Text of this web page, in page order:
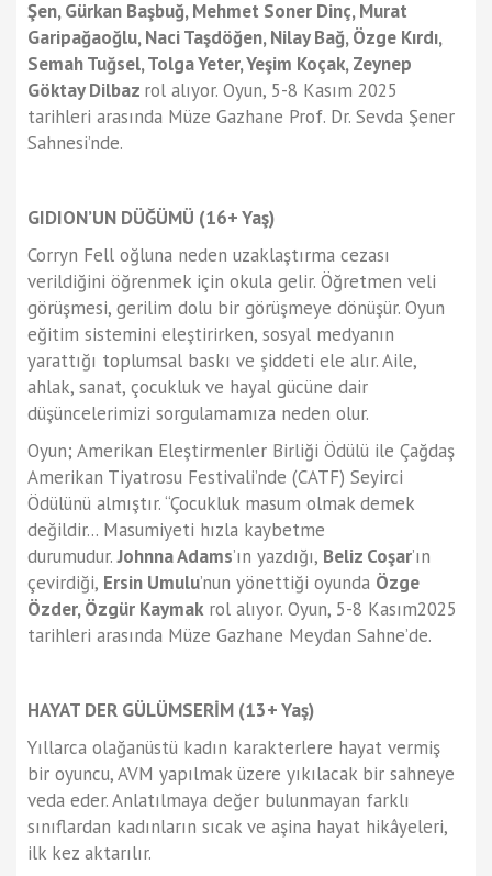
Şen, Gürkan Başbuğ, Mehmet Soner Dinç, Murat
Garipağaoğlu, Naci Taşdöğen, Nilay Bağ, Özge Kırdı,
Semah Tuğsel, Tolga Yeter, Yeşim Koçak, Zeynep
Göktay Dilbaz rol alıyor. Oyun, 5-8 Kasım 2025
tarihleri arasında Müze Gazhane Prof. Dr. Sevda Şener
Sahnesi’nde.
GIDION’UN DÜĞÜMÜ (16+ Yaş)
Corryn Fell oğluna neden uzaklaştırma cezası
verildiğini öğrenmek için okula gelir. Öğretmen veli
görüşmesi, gerilim dolu bir görüşmeye dönüşür. Oyun
eğitim sistemini eleştirirken, sosyal medyanın
yarattığı toplumsal baskı ve şiddeti ele alır. Aile,
ahlak, sanat, çocukluk ve hayal gücüne dair
düşüncelerimizi sorgulamamıza neden olur.
Oyun; Amerikan Eleştirmenler Birliği Ödülü ile Çağdaş
Amerikan Tiyatrosu Festivali’nde (CATF) Seyirci
Ödülünü almıştır. “Çocukluk masum olmak demek
değildir... Masumiyeti hızla kaybetme
durumudur.Johnna Adams’ın yazdığı, Beliz Coşar’ın
çevirdiği, Ersin Umulu’nun yönettiği oyunda Özge
Özder, Özgür Kaymakrol alıyor. Oyun, 5-8 Kasım2025
tarihleri arasında Müze Gazhane Meydan Sahne’de.
HAYAT DER GÜLÜMSERİM (13+ Yaş)
Yıllarca olağanüstü kadın karakterlere hayat vermiş
bir oyuncu, AVM yapılmak üzere yıkılacak bir sahneye
veda eder. Anlatılmaya değer bulunmayan farklı
sınıflardan kadınların sıcak ve aşina hayat hikâyeleri,
ilk kez aktarılır.